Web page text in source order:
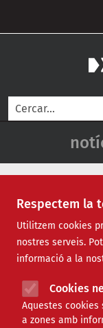
Respectem la
Utilitzem cookies
nostres serveis.
informació a la
Cookies
Aquestes
a zones amb
Cerca
Notícies
Totes |
Internacional |
Formació